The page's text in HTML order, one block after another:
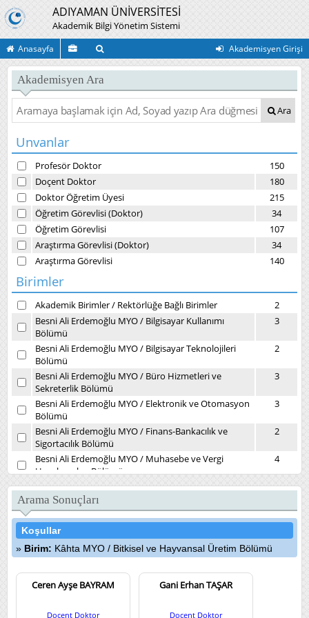
ADIYAMAN ÜNİVERSİTESİ
Akademik Bilgi Yönetim Sistemi
Anasayfa Akademisyen Girişi
Akademisyen Ara
Ara
Unvanlar
Profesör Doktor
150
Doçent Doktor
180
Doktor Öğretim Üyesi
215
Öğretim Görevlisi (Doktor)
34
Öğretim Görevlisi
107
Araştırma Görevlisi (Doktor)
34
Araştırma Görevlisi
140
Birimler
Akademik Birimler/ Rektörlüğe Bağlı Birimler
2
Besni Ali Erdemoğlu MYO/ Bilgisayar Kullanımı
Bölümü
3
Besni Ali Erdemoğlu MYO/ Bilgisayar Teknolojileri
Bölümü
2
Besni Ali Erdemoğlu MYO/ Büro Hizmetleri ve
Sekreterlik Bölümü
3
Besni Ali Erdemoğlu MYO/ Elektronik ve Otomasyon
Bölümü
3
Besni Ali Erdemoğlu MYO/ Finans-Bankacılık ve
Sigortacılık Bölümü
2
Besni Ali Erdemoğlu MYO/ Muhasebe ve Vergi
Uygulamaları Bölümü
4
Besni Ali Erdemoğlu MYO/Yönetim ve Organizasyon
Bölümü
2
Daire Başkanlıkları/Kütüphane ve Dokümantasyon
Daire Başkanlığı
1
Devlet Konservatuvarı/Müzikoloji Bölümü
7
Diş Hekimliği Fakültesi/Ağız, Diş ve Çene Cerrahisi
Kliniği
4
Diş Hekimliği Fakültesi
Ağız, Diş ve Çene Radyolojisi
Diş Hekimliği Fakültesi Endodonti Kliniği
Arama Sonuçları
Koşullar
Birim: Kâhta MYO / Bitkisel ve Hayvansal Üretim Bölümü
Ceren Ayşe BAYRAM
Doçent Doktor
Gani Erhan TAŞAR
Doçent Doktor